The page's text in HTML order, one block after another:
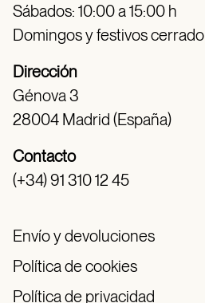
Sábados: 10:00 a 15:00 h
Domingos y festivos cerrado
Dirección
Génova 3
28004 Madrid (España)
Contacto
(+34) 91 310 12 45
Envío y devoluciones
Política de cookies
Política de privacidad